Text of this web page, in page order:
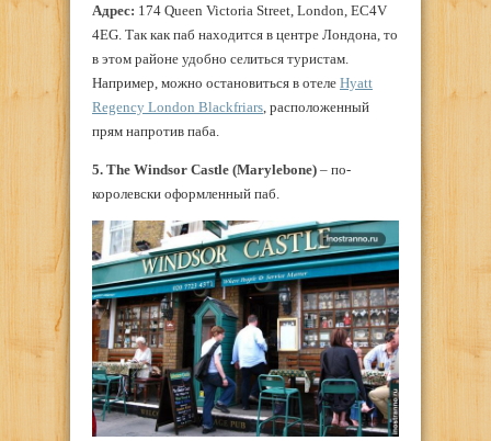
Адрес: 174 Queen Victoria Street, London, EC4V
4EG. Так как паб находится в центре Лондона, то
в этом районе удобно селиться туристам.
Например, можно остановиться в отеле Hyatt
Regency London Blackfriars , расположенный
прям напротив паба.
5. The Windsor Castle (Marylebone) – по-
королевски оформленный паб.